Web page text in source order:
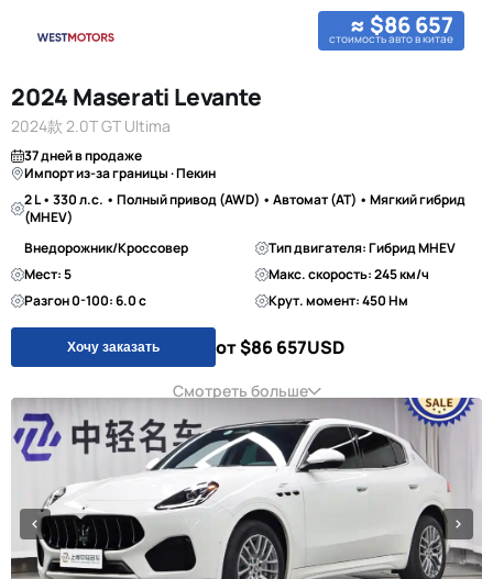
≈ $86 657
стоимость авто в китае
2024 Maserati Levante
2024款 2.0T GT Ultima
37 дней в продаже
Импорт из-за границы · Пекин
2 L • 330 л.с. • Полный привод (AWD) • Автомат (AT) • Мягкий гибрид
(MHEV)
Внедорожник/Кроссовер
Тип двигателя: Гибрид MHEV
Мест: 5
Макс. скорость: 245 км/ч
Разгон 0-100: 6.0 с
Крут. момент: 450 Нм
Хочу заказать от $86 657USD
Смотреть больше